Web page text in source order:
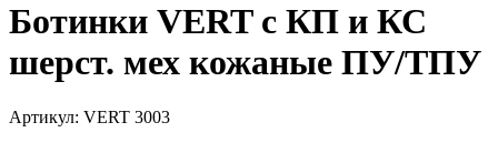
Ботинки VERT с КП и КС
шерст. мех кожаные ПУ/ТПУ
Артикул: VERT 3003